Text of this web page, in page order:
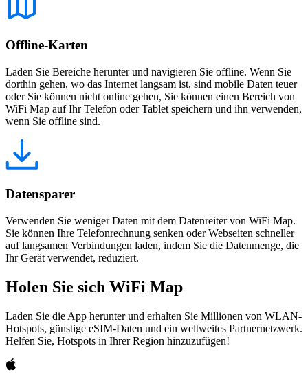
Offline-Karten
Laden Sie Bereiche herunter und navigieren Sie offline. Wenn Sie
dorthin gehen, wo das Internet langsam ist, sind mobile Daten teuer
oder Sie können nicht online gehen, Sie können einen Bereich von
WiFi Map auf Ihr Telefon oder Tablet speichern und ihn verwenden,
wenn Sie offline sind.
Datensparer
Verwenden Sie weniger Daten mit dem Datenreiter von WiFi Map.
Sie können Ihre Telefonrechnung senken oder Webseiten schneller
auf langsamen Verbindungen laden, indem Sie die Datenmenge, die
Ihr Gerät verwendet, reduziert.
Holen Sie sich WiFi Map
Laden Sie die App herunter und erhalten Sie Millionen von WLAN-
Hotspots, günstige eSIM-Daten und ein weltweites Partnernetzwerk.
Helfen Sie, Hotspots in Ihrer Region hinzuzufügen!